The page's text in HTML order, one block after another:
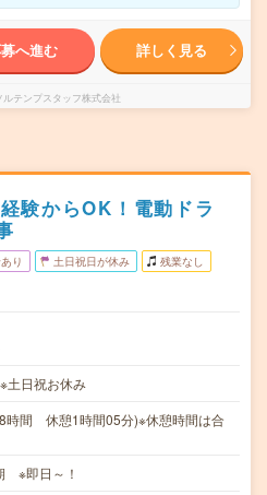
へ進む 詳しく見る
ルテンプスタッフ株式会社
験からOK！電動ドラ
り 土日祝日が休み 残業なし
日祝お休み
時間 休憩1時間05分)※休憩時間は合
※即日～！